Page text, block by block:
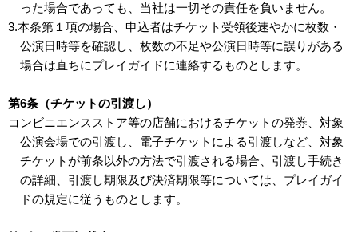
った場合であっても、当社は一切その責任を負いません。
3.本条第１項の場合、申込者はチケット受領後速やかに枚数・
公演日時等を確認し、枚数の不足や公演日時等に誤りがある
場合は直ちにプレイガイドに連絡するものとします。
第6条（チケットの引渡し）
コンビニエンスストア等の店舗におけるチケットの発券、対象
公演会場での引渡し、電子チケットによる引渡しなど、対象
チケットが前条以外の方法で引渡される場合、引渡し手続き
の詳細、引渡し期限及び決済期限等については、プレイガイ
ドの規定に従うものとします。